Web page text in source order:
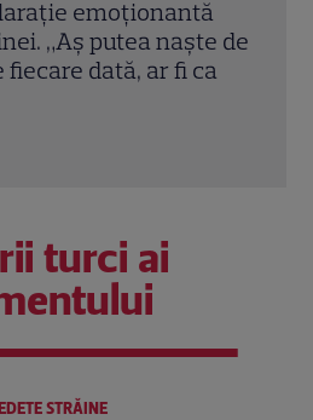
Courteney Cox,
Mallorca alături de
spectaculoase
turci ai
STRĂINE